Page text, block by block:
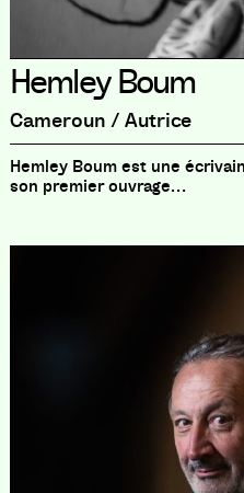
Hemley Boum
Cameroun / Autrice
Hemley Boum est une
son premier ouvrage…